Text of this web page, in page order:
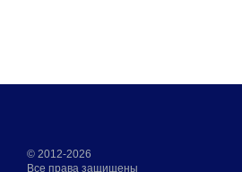
© 2012-2026
Все права защищены